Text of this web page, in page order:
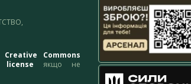
Creative Commons
якщо не